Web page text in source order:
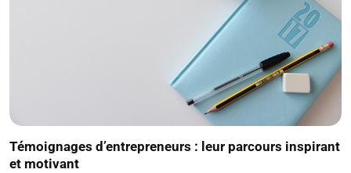
Témoignages d’entrepreneurs : leur parcours inspirant
et motivant